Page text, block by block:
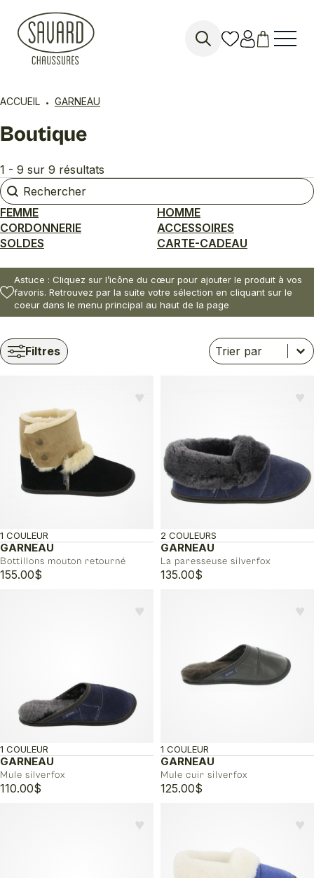
ACCUEIL GARNEAU
Boutique
1 - 9 sur 9 résultats
Rechercher
Rechercher
FEMME
HOMME
CORDONNERIE
ACCESSOIRES
SOLDES
CARTE-CADEAU
Astuce : Cliquez sur l’icône du cœur pour ajouter le produit à vos
favoris. Retrouvez par la suite votre sélection en cliquant sur le
coeur dans le menu principal au haut de la page
Filtres Trier
Trier le contenu
Trier le contenu
♥︎
GARNEAU
Bottillons mouton retourné
1 COULEUR
155.00$
♥︎
GARNEAU
La paresseuse silverfox
2 COULEURS
135.00$
♥︎
GARNEAU
Mule silverfox
1 COULEUR
110.00$
♥︎
GARNEAU
Mule cuir silverfox
1 COULEUR
125.00$
♥︎ ♥︎